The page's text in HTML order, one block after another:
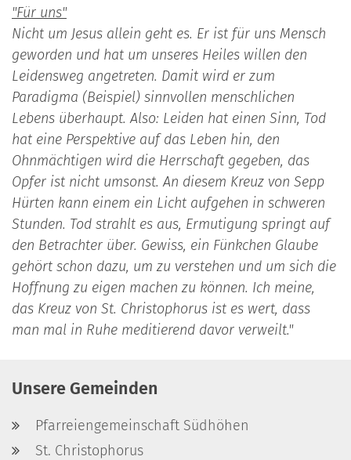
"Für uns"
Nicht um Jesus allein geht es. Er ist für uns Mensch
geworden und hat um unseres Heiles willen den
Leidensweg angetreten. Damit wird er zum
Paradigma (Beispiel) sinnvollen menschlichen
Lebens über­haupt. Also: Leiden hat einen Sinn, Tod
hat eine Perspektive auf das Leben hin, den
Ohnmächtigen wird die Herrschaft gegeben, das
Opfer ist nicht umsonst. An diesem Kreuz von Sepp
Hürten kann einem ein Licht aufgehen in schweren
Stunden. Tod strahlt es aus, Ermutigung springt auf
den Betrachter über. Gewiss, ein Fünkchen Glaube
gehört schon dazu, um zu verstehen und um sich die
Hoffnung zu eigen machen zu können. Ich meine,
das Kreuz von St. Christophorus ist es wert, dass
man mal in Ruhe meditierend davor verweilt."
Unsere Gemeinden
Pfarreiengemeinschaft Südhöhen
St. Christophorus